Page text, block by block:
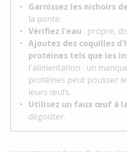
Garnissez les nichoirs
la ponte.
Vérifiez l'eau : propre,
Ajoutez des coquilles
protéines tels que les
l'alimentation : un
protéines peut pousser
leurs œufs.
Utilisez un faux œuf à
dégoûter.